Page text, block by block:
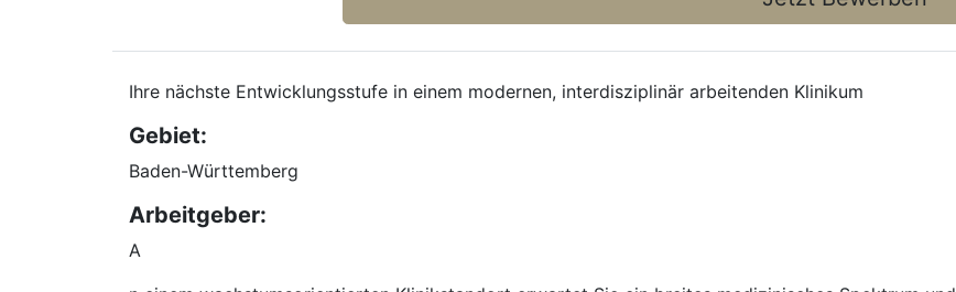
Ihre nächste Entwicklungsstufe in einem modernen, interdisziplinär arbeitenden Klinikum
Gebiet:
Baden-Württemberg
Arbeitgeber:
A